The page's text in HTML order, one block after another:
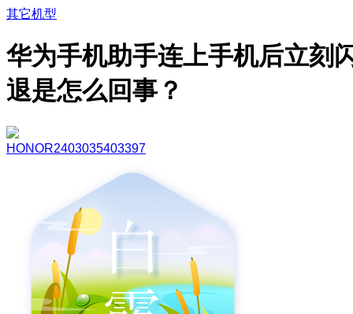
其它机型
华为手机助手连上手机后立刻
退是怎么回事？
HONOR2403035403397